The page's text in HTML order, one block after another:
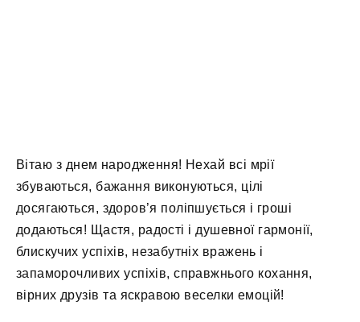
Вітаю з днем ​​народження! Нехай всі мрії
збуваються, бажання виконуються, цілі
досягаються, здоров’я поліпшується і гроші
додаються! Щастя, радості і душевної гармонії,
блискучих успіхів, незабутніх вражень і
запаморочливих успіхів, справжнього кохання,
вірних друзів та яскравою веселки емоцій!